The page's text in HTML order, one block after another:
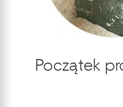
Początek